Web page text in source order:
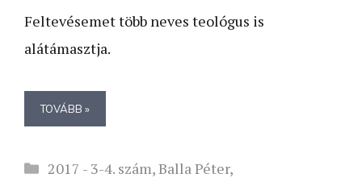
Feltevésemet több neves teológus is
alátámasztja.
TOVÁBB »
Kategória
2017 - 3-4. szám,Balla Péter,